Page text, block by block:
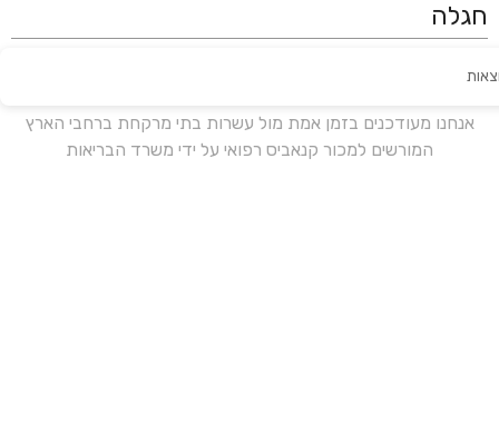
אנחנו מעודכנים בזמן אמת מול עשרות בתי מרקחת ברחבי הארץ
המורשים למכור קנאביס רפואי על ידי משרד הבריאות